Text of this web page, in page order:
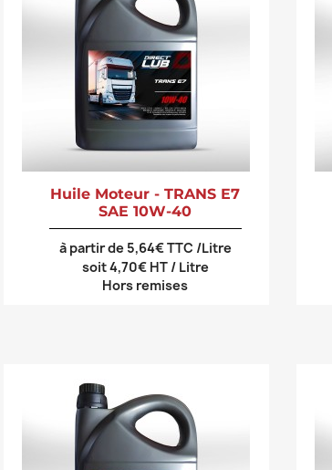
Huile Moteur - TRANS E7
SAE 10W-40
à partir de 5,64€ TTC /Litre
soit 4,70€ HT / Litre
Hors remises